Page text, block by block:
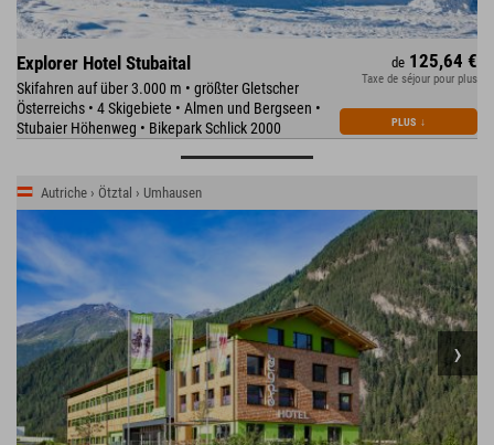
Explorer Hotel Stubaital
Skifahren auf über 3.000 m • größter Gletscher
Österreichs • 4 Skigebiete • Almen und Bergseen •
Stubaier Höhenweg • Bikepark Schlick 2000
de 125,64 €
Taxe de séjour pour plus
PLUS ↓
Autriche › Ötztal › Umhausen